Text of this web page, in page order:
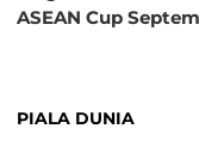
ASEAN Cup
PIALA DUNIA